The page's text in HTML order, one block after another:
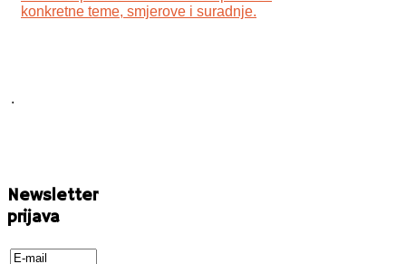
konkretne teme, smjerove i suradnje.
.
Newsletter
prijava